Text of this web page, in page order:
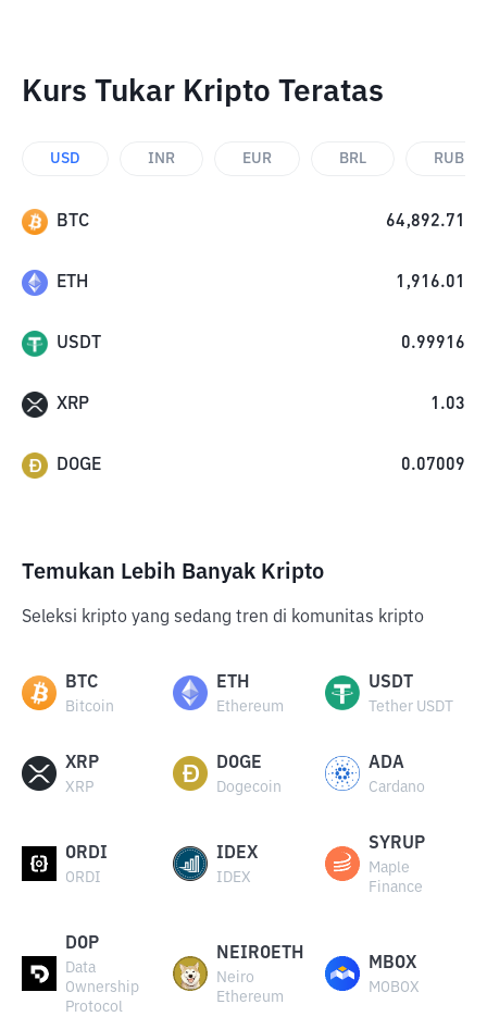
Kurs Tukar Kripto Teratas
USD INR EUR BRL RUB
BTC 64,892.71
ETH 1,916.01
USDT 0.99916
XRP 1.03
DOGE 0.07009
Temukan Lebih Banyak Kripto
Seleksi kripto yang sedang tren di komunitas kripto
BTC
Bitcoin
ETH
Ethereum
USDT
Tether USDT
XRP
XRP
DOGE
Dogecoin
ADA
Cardano
ORDI
ORDI
IDEX
IDEX
SYRUP
Maple
Finance
DOP
Data
Ownership
Protocol
NEIROETH
Neiro
Ethereum
MBOX
MOBOX